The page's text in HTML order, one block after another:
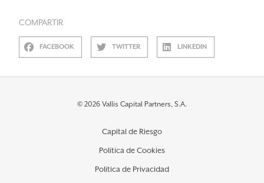
COMPARTIR
FACEBOOK TWITTER LINKEDIN
© 2026 Vallis Capital Partners, S.A.
Capital de Riesgo
Política de Cookies
Política de Privacidad